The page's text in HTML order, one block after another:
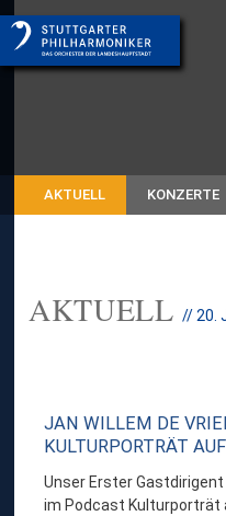
AKTUELL KONZERTE
AKTUELL // 20.
JAN WILLEM DE
KULTURPORTRÄT
Unser Erster Gastdirigent
im Podcast Kulturporträt